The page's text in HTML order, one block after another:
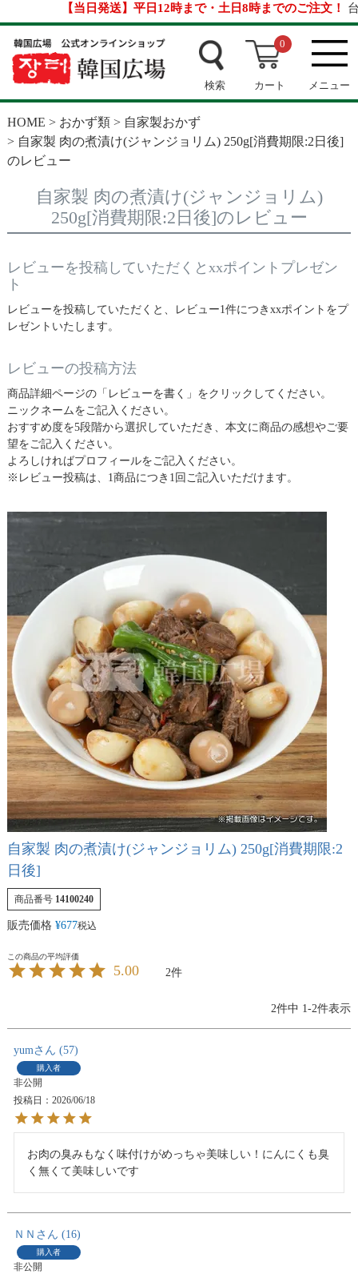
【当日発送】平日12時まで・土日8時までのご注文！ 台
検索
0
カート メニュー
HOME おかず類
自家製おかず
自家製 肉の煮漬け(ジャンジョリム) 250g[消費期限:2日後]
のレビュー
自家製 肉の煮漬け(ジャンジョリム)
250g[消費期限:2日後]のレビュー
レビューを投稿していただくとxxポイントプレゼン
ト
レビューを投稿していただくと、レビュー1件につきxxポイントをプ
レゼントいたします。
レビューの投稿方法
商品詳細ページの「レビューを書く」をクリックしてください。
ニックネームをご記入ください。
おすすめ度を5段階から選択していただき、本文に商品の感想やご要
望をご記入ください。
よろしければプロフィールをご記入ください。
※レビュー投稿は、1商品につき1回ご記入いただけます。
自家製 肉の煮漬け(ジャンジョリム) 250g[消費期限:2
日後]
商品番号 14100240
販売価格 ¥677税込
5.00 2
2件中 1-2件表示
yum 57
購入者
非公開
投稿日
2026/06/18
お肉の臭みもなく味付けがめっちゃ美味しい！にんにくも臭
く無くて美味しいです
ＮＮ 16
購入者
非公開